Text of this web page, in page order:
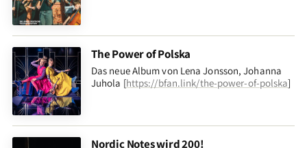
The Power of Polska
Das neue Album von Lena Jonsson, Johanna
Juhola [https://bfan.link/the-power-of-polska]
Nordic Notes wird 200!